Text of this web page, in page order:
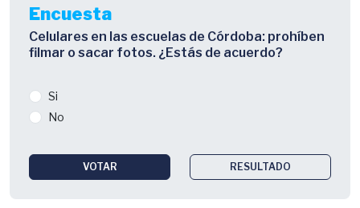
Encuesta
Celulares en las escuelas de Córdoba: prohíben
filmar o sacar fotos. ¿Estás de acuerdo?
Si
No
VOTAR RESULTADO